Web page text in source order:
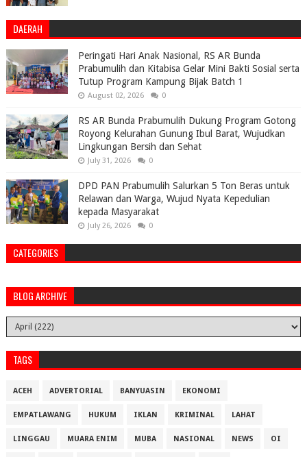
DAERAH
Peringati Hari Anak Nasional, RS AR Bunda
Prabumulih dan Kitabisa Gelar Mini Bakti Sosial serta
Tutup Program Kampung Bijak Batch 1
August 02, 2026 0
RS AR Bunda Prabumulih Dukung Program Gotong
Royong Kelurahan Gunung Ibul Barat, Wujudkan
Lingkungan Bersih dan Sehat
July 31, 2026 0
DPD PAN Prabumulih Salurkan 5 Ton Beras untuk
Relawan dan Warga, Wujud Nyata Kepedulian
kepada Masyarakat
July 26, 2026 0
CATEGORIES
BLOG ARCHIVE
TAGS
ACEH ADVERTORIAL BANYUASIN EKONOMI
EMPATLAWANG HUKUM IKLAN KRIMINAL LAHAT
LINGGAU MUARA ENIM MUBA NASIONAL NEWS OI